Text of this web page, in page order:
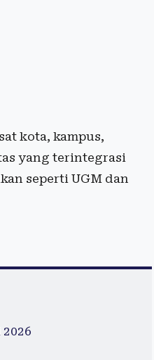
kota, kampus,
yang terintegrasi
seperti UGM dan